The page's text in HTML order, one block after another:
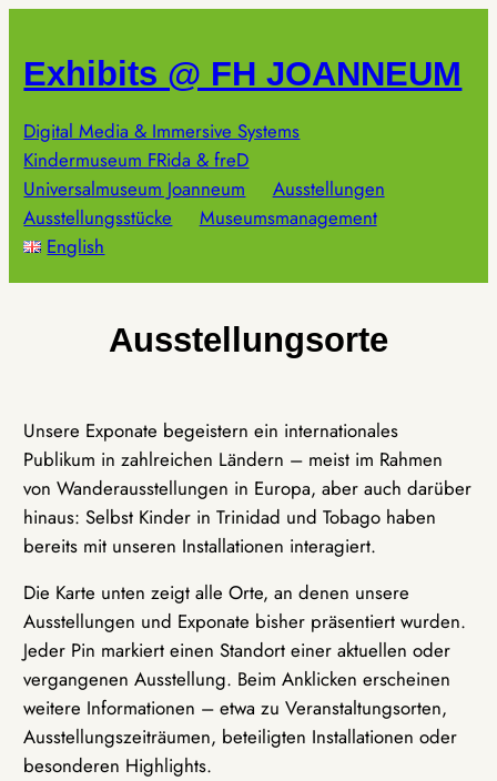
springen
Exhibits @ FH JOANNEUM
Digital Media & Immersive Systems
Kindermuseum FRida & freD
Universalmuseum Joanneum
Ausstellungen
Ausstellungsstücke
Museumsmanagement
English
Ausstellungsorte
Unsere Exponate begeistern ein internationales
Publikum in zahlreichen Ländern – meist im Rahmen
von Wanderausstellungen in Europa, aber auch darüber
hinaus: Selbst Kinder in Trinidad und Tobago haben
bereits mit unseren Installationen interagiert.
Die Karte unten zeigt alle Orte, an denen unsere
Ausstellungen und Exponate bisher präsentiert wurden.
Jeder Pin markiert einen Standort einer aktuellen oder
vergangenen Ausstellung. Beim Anklicken erscheinen
weitere Informationen – etwa zu Veranstaltungsorten,
Ausstellungszeiträumen, beteiligten Installationen oder
besonderen Highlights.